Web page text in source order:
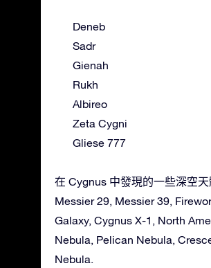
Deneb
Sadr
Gienah
Rukh
Albireo
Zeta Cygni
Gliese 777
在 Cygnus 中發現的一些深空天
Messier 29, Messier 39,
Galaxy, Cygnus X-1, North
Nebula, Pelican Nebula,
Nebula.